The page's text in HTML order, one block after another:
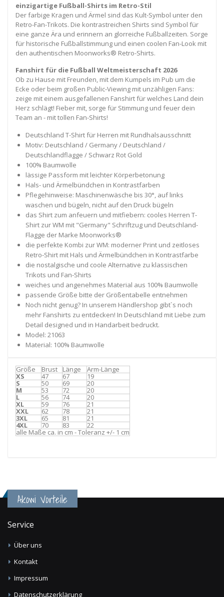
einzigartige Fußball-Shirts im Retro-Stil
Der farbige Kragen und Ärmel sind das Kult-Symbol unter den
Retro-Fan-Trikots. Die kontrastreichen Shirts sind Symbol für
eine ganze Ära und erinnern an glorreiche Fußballzeiten. Sorge
für historische Fußballstimmung und einen coolen Fan-Look mit
den authentischen Moonworks® Retro-Shirts.
Fanshirt für die Fußball Weltmeisterschaft 2026
Ob zu Hause mit Freunden, mit dem Kumpels im Pub um die
Ecke oder beim großen Public-Viewing mit unzähligen Fans:
zeige mit einem ausgefallenen Fanshirt für welches Land dein
Herz schlägt! Fieber mit, sorge für Stimmung und feuer dein
Team an - mit tollen Fan-Shirts!
Deutschland T-Shirt für Herren mit Rundhalsausschnitt
Motiv: Deutschland / Germany / Deutschland /
Deutschlandflagge / Schwarz Rot Gold
100% Baumwolle
lässige Passform mit leichter Körperbetonung
Hals- und Ärmelbündchen in Kontrastfarben
Pflegehinweise: Maschinenwäsche bis 30°, auf links
waschen und bügeln, nicht auf den Druck bügeln
das Shirt zum anfeuern und mitfiebern: cooles Herren T-
Shirt zur WM mit "Germany" Schriftzug und Deutschland-
Flagge der Marke Moonworks®
die perfekte Kombi zur WM: moderner Print und zeitloses
Retro-Shirt mit Hals und Ärmelbündchen in Kontrastfarbe
die nostalgische und coole Alternative zu klassischen
Trikots und Fan-Shirts
weiches und angenehmes Material aus 100% Baumwolle
passende Größe bitte der Größentabelle entnehmen
Noch nicht genug? In unserem Händlershop gibt`s noch
mehr Fanshirts zu entdecken! In Deutschland mit Liebe zum
Detail designed und in Handarbeit bedruckt.
Model: 21063
Material: 100% Baumwolle
Größe Brust Länge Arm-Länge
XS 47 67 19
S 50 69 20
M 53 72 20
L 56 74 20
XL 59 76 21
XXL 62 78 21
3XL 65 81 21
4XL 70 83 22
alle Maße ca. in cm - Toleranz +/- 1 cm
Akowi Vorteile
Service
Über uns
Kontakt
Impressum
Datenschutzerklärung